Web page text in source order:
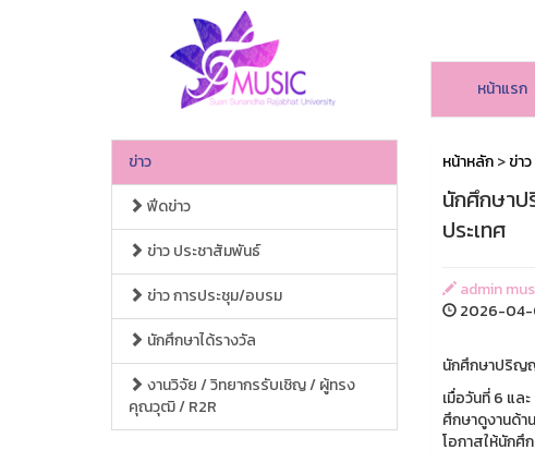
หน้าแรก
ข่าว
ฟีดข่าว
ข่าว ประชาสัมพันธ์
ข่าว การประชุม/อบรม
นักศึกษาได้รางวัล
งานวิจัย / วิทยากรรับเชิญ / ผู้ทรง
คุณวุฒิ / R2R
หน้าหลัก>ข่าว
นักศึกษา
ประเทศ
admin
2026-04-
นักศึกษาปริญ
เมื่อวันที่ 6 แ
ศึกษาดูงานด้
โอกาสให้นักศึ